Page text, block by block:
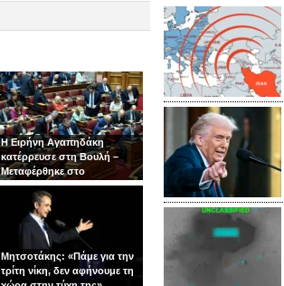
Η Ειρήνη Αγαπηδάκη
κατέρρευσε στη Βουλή –
Μεταφέρθηκε στο
νοσοκομείο με ασθενοφόρο
Μητσοτάκης: «Πάμε για την
τρίτη νίκη, δεν αφήνουμε τη